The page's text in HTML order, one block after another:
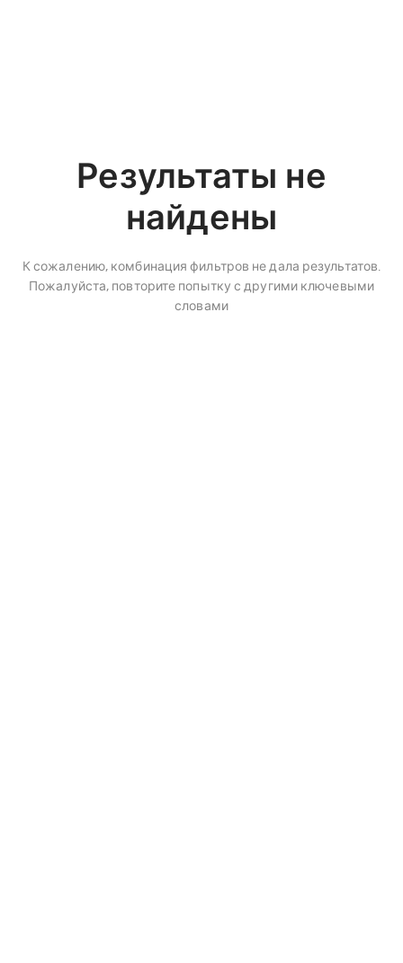
Результаты не
найдены
К сожалению, комбинация фильтров не дала результатов.
Пожалуйста, повторите попытку с другими ключевыми
словами